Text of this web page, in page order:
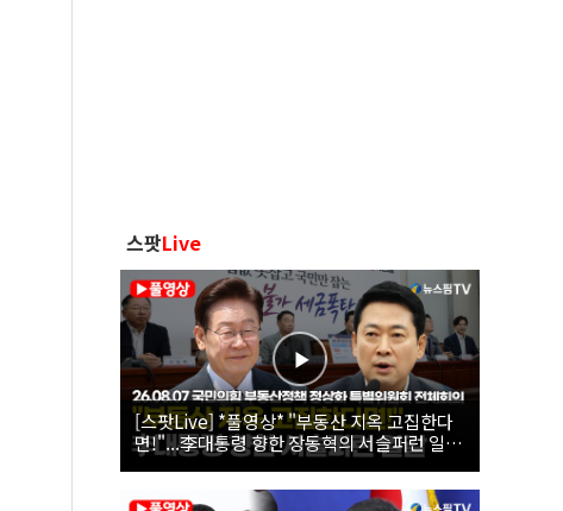
스팟Live
[스팟Live] *풀영상* "부동산 지옥 고집한다
면!"...李대통령 향한 장동혁의 서슬퍼런 일갈
| 26.08.07 국민의힘 부동산정책 정상화 특별
위원회 전체회의